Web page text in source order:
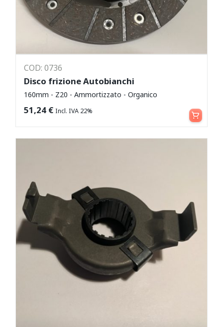
COD: 0736
Disco frizione Autobianchi
160mm - Z20 - Ammortizzato - Organico
51,24 € Incl. IVA 22% Aggiungi al carrello